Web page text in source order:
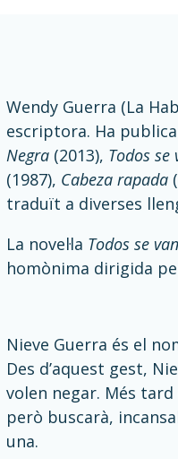
Wendy Guerra (La
escriptora. Ha
Negra (2013), Todos se
(1987), Cabeza rapada
traduït a diverses
La novel·la Todos se van
homònima dirigida
Nieve Guerra és el
Des d’aquest gest,
volen negar. Més
però buscarà,
una.